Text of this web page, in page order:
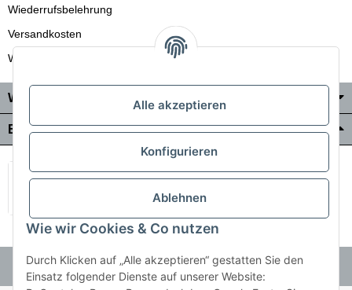
Wiederrufsbelehrung
Versandkosten
Wir liefern auch in die Schweiz
Wo Sie uns finden
Bezahlung & Versand
Alle akzeptieren
Konfigurieren
Ablehnen
Wie wir Cookies & Co nutzen
Durch Klicken auf „Alle akzeptieren“ gestatten Sie den
Einsatz folgender Dienste auf unserer Website: